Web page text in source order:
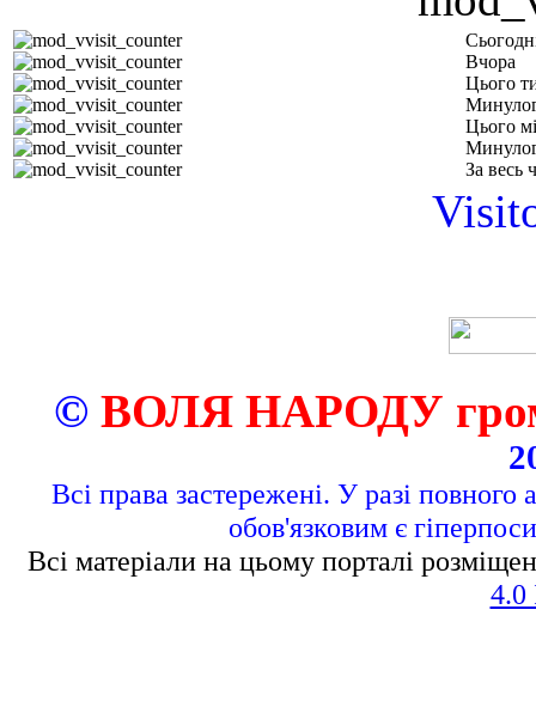
Вчора
Цього
Цього
За весь
© ВОЛЯ НАРОДУ
Всі права застережені. У разі повного
обов'язковим є
Всі матеріали на цьому порталі
4.0